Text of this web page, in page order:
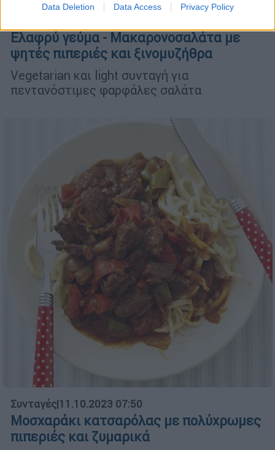
Data Deletion Data Access Privacy Policy
Ελαφρύ γεύμα - Μακαρονοσαλάτα με
ψητές πιπεριές και ξινομυζήθρα
Vegetarian και light συνταγή για
πεντανόστιμες φαρφάλες σαλάτα
Συνταγές|11.10.2023 07:50
Μοσχαράκι κατσαρόλας με πολύχρωμες
πιπεριές και ζυμαρικά